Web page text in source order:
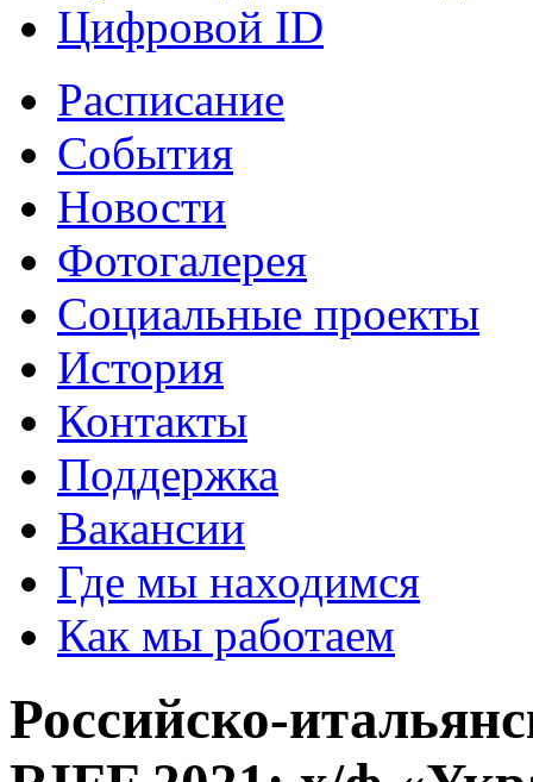
Цифровой ID
Расписание
События
Новости
Фотогалерея
Социальные проекты
История
Контакты
Поддержка
Вакансии
Где мы находимся
Как мы работаем
Российско-